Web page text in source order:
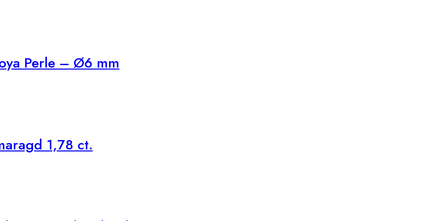
Perle – Ø6 mm
1,78 ct.